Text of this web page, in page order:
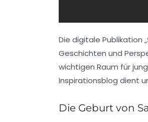
Die digitale Publikation
Geschichten und
wichtigen Raum für
Inspirationsblog dient
Die Geburt von